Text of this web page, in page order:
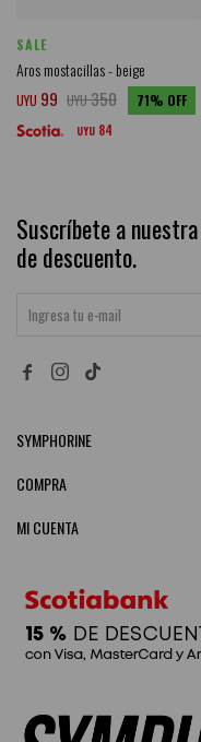
SALE
Aros mostacillas - beige
UYU 99 UYU350 71
UYU 84
Suscríbete a
de descuento.
 
SYMPHORINE
MI CUENTA
COMPRA